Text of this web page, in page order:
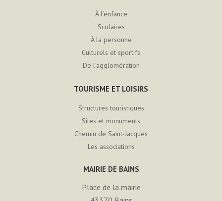
À l’enfance
Scolaires
À la personne
Culturels et sportifs
De l’agglomération
TOURISME ET LOISIRS
Structures touristiques
Sites et monuments
Chemin de Saint-Jacques
Les associations
MAIRIE DE BAINS
Place de la mairie